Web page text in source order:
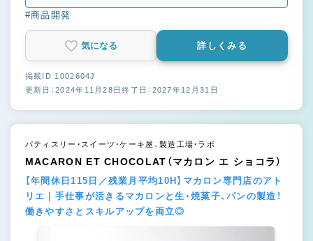
#商品開発
気になる 詳しくみる
掲載ID 1002604J
更新日：2024年11月28日終了日：2027年12月31日
パティスリー・スイーツ・ケーキ屋、製造工場・ラボ
MACARON ET CHOCOLAT（マカロン エ ショコラ）
【年間休日115日／残業月平均10H】マカロン専門店のアト
リエ｜手仕事が活きるマカロンと生・焼菓子、パンの製造！
働きやすさとスキルアップを両立◎